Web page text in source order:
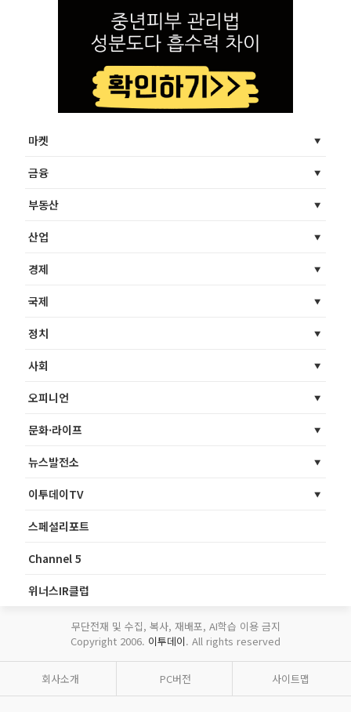
마켓
금융
부동산
산업
경제
국제
정치
사회
오피니언
문화·라이프
뉴스발전소
이투데이TV
스페셜리포트
Channel 5
위너스IR클럽
무단전재 및 수집, 복사, 재배포, AI학습 이용 금지
Copyright 2006. 이투데이. All rights reserved
회사소개 PC버전 사이트맵